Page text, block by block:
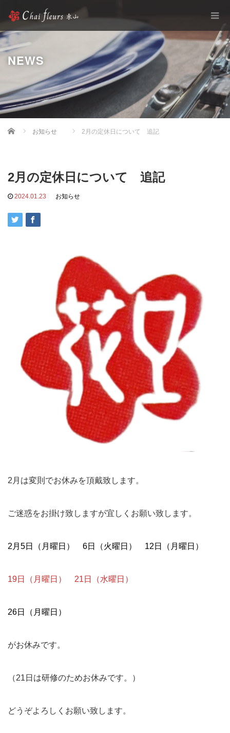
NEWS
Home お知らせ 2月の定休日について 追記
2月の定休日について 追記
2024.01.23 お知らせ
2月は変則でお休みを頂戴致します。
ご迷惑をお掛け致しますが宜しくお願い致します。
2月5日（月曜日） 6日（火曜日） 12日（月曜日）
19日（月曜日） 21日（水曜日）
26日（月曜日）
がお休みです。
（21日は研修のためお休みです。）
どうぞよろしくお願い致します。